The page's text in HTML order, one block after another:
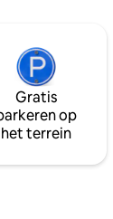
Gratis
op
het terrein